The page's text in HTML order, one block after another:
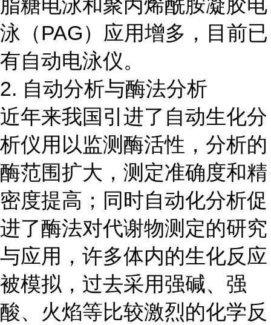
脂糖电泳和聚丙烯酰胺凝胶电
泳（PAG）应用增多，目前已
有自动电泳仪。
2. 自动分析与酶法分析
近年来我国引进了自动生化分
析仪用以监测酶活性，分析的
酶范围扩大，测定准确度和精
密度提高；同时自动化分析促
进了酶法对代谢物测定的研究
与应用，许多体内的生化反应
被模拟，过去采用强碱、强
酸、火焰等比较激烈的化学反